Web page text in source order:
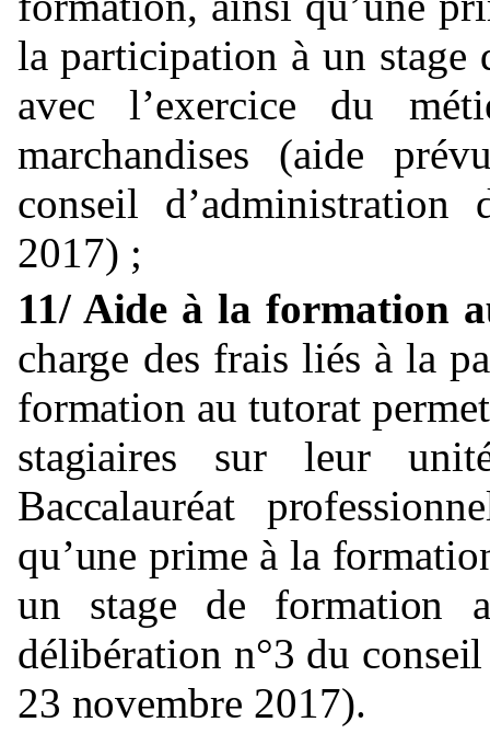
la participation à un stage
avec l’exercice du
marchandises (aide
conseil
2017) ;
11/ Aide à la formation
charge des frais liés à la
formation au tutorat
stagiaires sur leur
Baccalauréat
qu’une prime à la
un stage de formation
délibération n°3 du
23 novembre 2017).